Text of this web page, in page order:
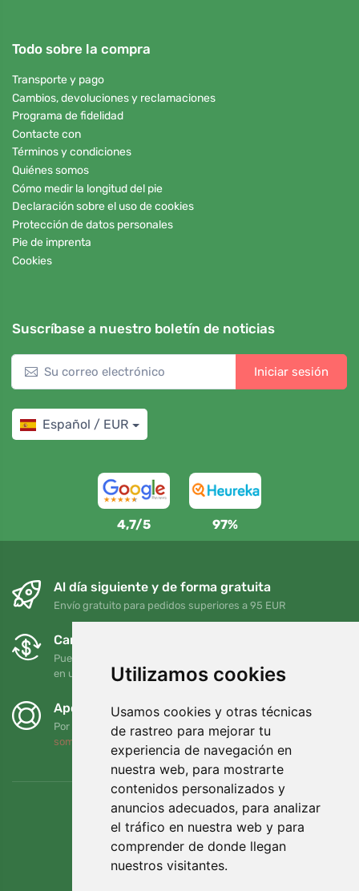
Utilizamos cookies
Usamos cookies y otras técnicas
de rastreo para mejorar tu
experiencia de navegación en
nuestra web, para mostrarte
contenidos personalizados y
anuncios adecuados, para analizar
el tráfico en nuestra web y para
comprender de donde llegan
nuestros visitantes.
Todo sobre la compra
Transporte y pago
Cambios, devoluciones y reclamaciones
Programa de fidelidad
Contacte con
Términos y condiciones
Quiénes somos
Cómo medir la longitud del pie
Declaración sobre el uso de cookies
Protección de datos personales
Pie de imprenta
Cookies
Suscríbase a nuestro boletín de noticias
Iniciar sesión
Español / EUR
4,7/5 97%
Al día siguiente y de forma gratuita
Envío gratuito para pedidos superiores a 95 EUR
Cambios y devoluciones gratuitos
Puede devolver o cambiar su pedido en cualquier momento
en un plazo de 90 días
Apoyamos a Trees.org
Por cada pedido plantamos un árbol. Leer más
somos